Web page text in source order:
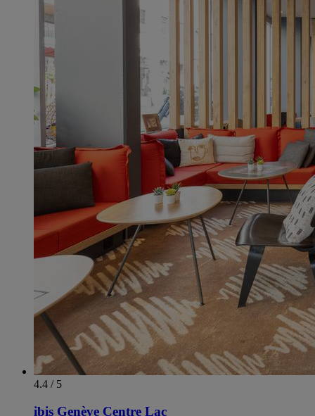
4.4 / 5
ibis Genève Centre Lac